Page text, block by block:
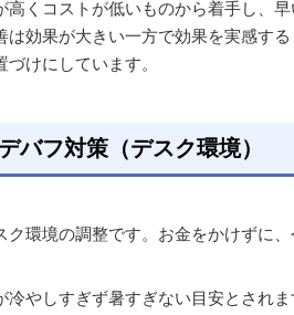
高くコストが低いものから着手し、
は効果が大きい一方で効果を実感す
けにしています。
バフ対策（デスク環境）
ク環境の調整です。お金をかけずに
やしすぎず暑すぎない目安とされ